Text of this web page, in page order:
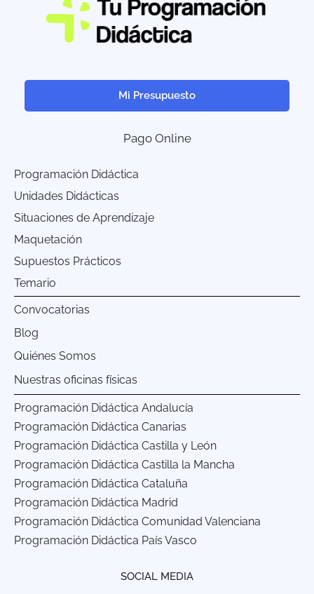
Mi Presupuesto
Pago Online
Programación Didáctica
Unidades Didácticas
Situaciones de Aprendizaje
Maquetación
Supuestos Prácticos
Temario
Programación Didáctica Andalucía
Programación Didáctica Canarias
Programación Didáctica Castilla y León
Programación Didáctica Castilla la Mancha
Programación Didáctica Cataluña
Programación Didáctica Madrid
Programación Didáctica Comunidad Valenciana
Programación Didáctica País Vasco
Convocatorias
Blog
Quiénes Somos
Nuestras oficinas físicas
SOCIAL MEDIA